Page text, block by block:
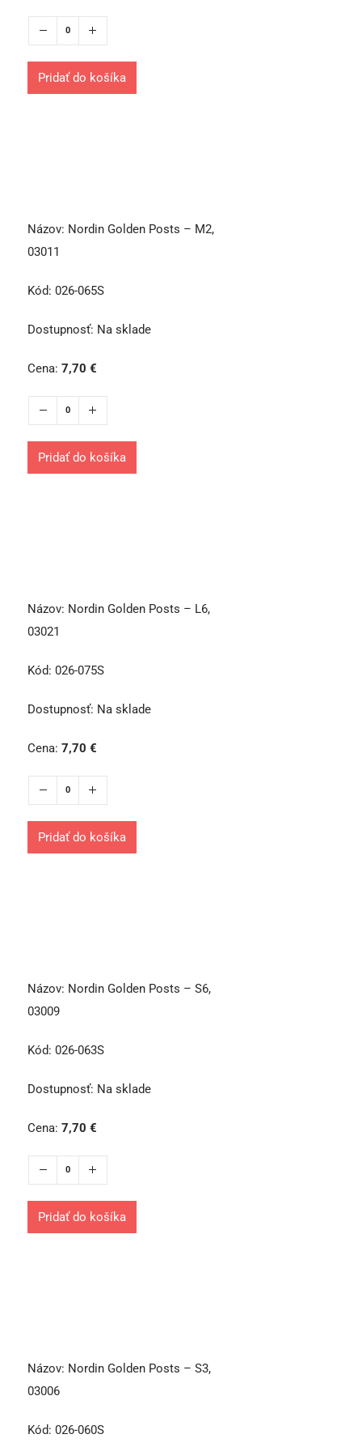
Pridať do košíka
Názov: Nordin Golden Posts – M2,
03011
Kód: 026-065S
Dostupnosť: Na sklade
Cena: 7,70 €
Pridať do košíka
Názov: Nordin Golden Posts – L6,
03021
Kód: 026-075S
Dostupnosť: Na sklade
Cena: 7,70 €
Pridať do košíka
Názov: Nordin Golden Posts – S6,
03009
Kód: 026-063S
Dostupnosť: Na sklade
Cena: 7,70 €
Pridať do košíka
Názov: Nordin Golden Posts – S3,
03006
Kód: 026-060S